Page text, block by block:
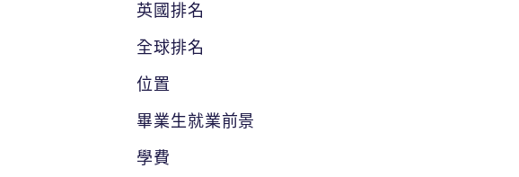
英國排名
全球排名
位置
畢業生就業前景
學費